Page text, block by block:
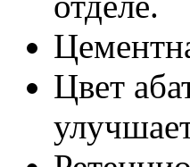
Цвет